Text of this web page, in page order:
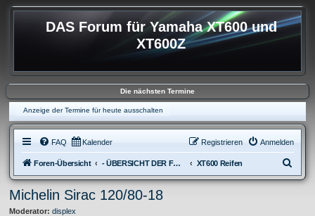
DAS Forum für Yamaha XT600 und
XT600Z
Die nächsten Termine
Anzeige der Termine für heute ausschalten
FAQ Kalender Anmelden
Registrieren
Foren-Übersicht - ÜBERSICHT DER FOREN XT600 XT600 Reifen
u
Michelin Sirac 120/80-18
Moderator: displex